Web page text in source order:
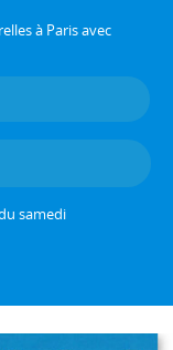
à Paris avec
samedi